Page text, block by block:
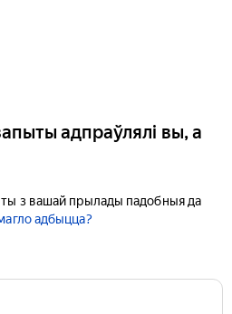
адпраўлялі вы, а
з вашай прылады падобныя да
адбыцца?